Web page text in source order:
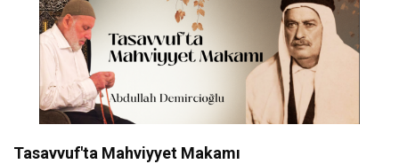
Tasavvuf'ta Mahviyyet Makamı